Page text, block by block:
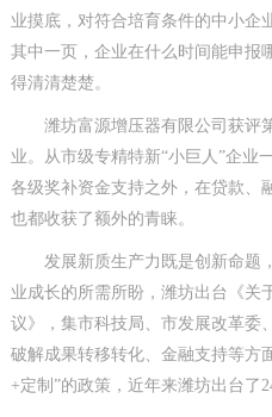
业摸底，对符合培育条件的中小企
其中一页，企业在什么时间能申报
得清清楚楚。
潍坊富源增压器有限公司获评
业。从市级专精特新“小巨人”企业
各级奖补资金支持之外，在贷款、
也都收获了额外的青睐。
发展新质生产力既是创新命题
业成长的所需所盼，潍坊出台《关
议》，集市科技局、市发展改革委
破解成果转移转化、金融支持等方
+定制”的政策，近年来潍坊出台了